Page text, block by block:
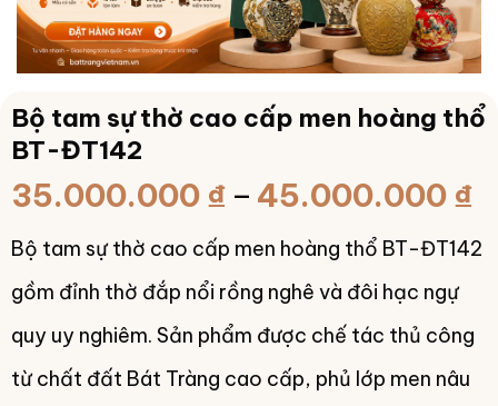
Bộ tam sự thờ cao cấp men hoàng thổ
BT-ĐT142
35.000.000 ₫ – 45.000.000 ₫
Bộ tam sự thờ cao cấp men hoàng thổ BT-ĐT142
gồm đỉnh thờ đắp nổi rồng nghê và đôi hạc ngự
quy uy nghiêm. Sản phẩm được chế tác thủ công
từ chất đất Bát Tràng cao cấp, phủ lớp men nâu